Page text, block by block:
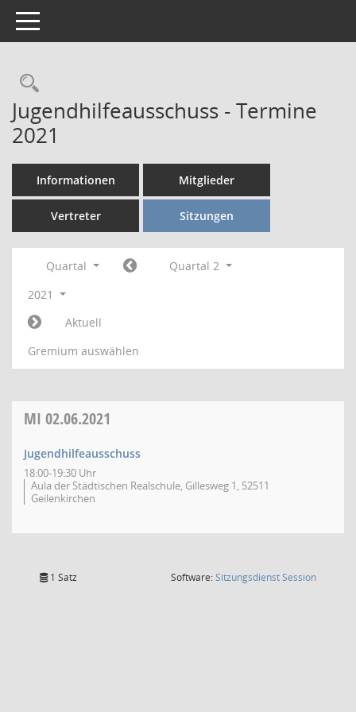
Toggle navigation
Rechercheauswahl
Jugendhilfeausschuss - Termine
2021
Informationen Mitglieder
Vertreter Sitzungen
Quartal
Quartal 2
2021
Aktuell
Gremium auswählen
MI 02.06.2021
Jugendhilfeausschuss
18:00-19:30 Uhr
Aula der Städtischen Realschule, Gillesweg 1, 52511
Geilenkirchen
1 Satz Software:SitzungsdienstSession(Wird in